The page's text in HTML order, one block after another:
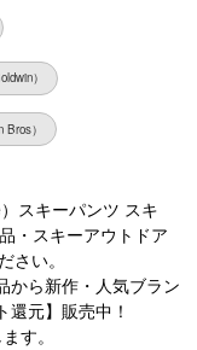
）
）
スキーパンツ スキ
・スキーアウトドア
さい。
から新作・人気ブラン
還元】販売中！
す。